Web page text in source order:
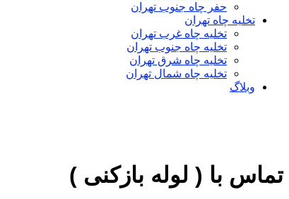
حفر چاه جنوب تهران
تخلیه چاه تهران
تخلیه چاه غرب تهران
تخلیه چاه جنوب تهران
تخلیه چاه شرق تهران
تخلیه چاه شمال تهران
وبلاگ
تماس با ( لوله بازکنی )